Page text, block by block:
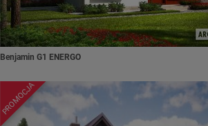
Benjamin G1 ENERGO
PROMOCJA